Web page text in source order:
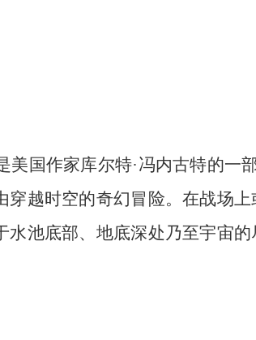
美国作家库尔特·冯内古特的
穿越时空的奇幻冒险。在战场
池底部、地底深处乃至宇宙